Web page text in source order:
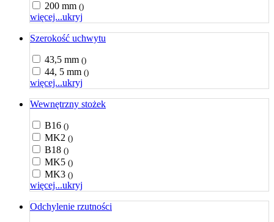
200 mm ()
więcej...ukryj
Szerokość uchwytu
43,5 mm ()
44, 5 mm ()
więcej...ukryj
Wewnętrzny stożek
B16 ()
MK2 ()
B18 ()
MK5 ()
MK3 ()
więcej...ukryj
Odchylenie rzutności